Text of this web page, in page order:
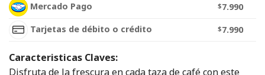
Mercado Pago $7.990
Tarjetas de débito o crédito $7.990
Caracteristicas Claves:
Disfruta de la frescura en cada taza de café con este